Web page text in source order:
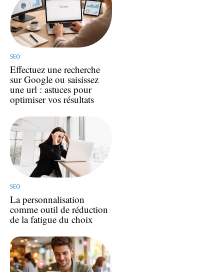
SEO
Effectuez une recherche
sur Google ou saisissez
une url : astuces pour
optimiser vos résultats
SEO
La personnalisation
comme outil de réduction
de la fatigue du choix